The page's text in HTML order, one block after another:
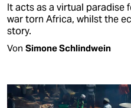
It acts as a virtual paradise
war torn Africa, whilst the
story.
Von Simone Schlindwein